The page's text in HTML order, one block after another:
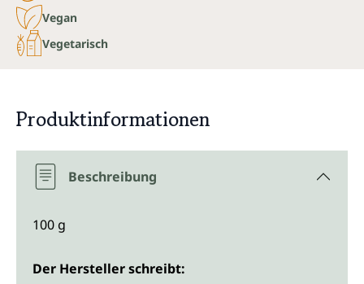
Vegan
Vegetarisch
Produktinformationen
Beschreibung
100 g
Der Hersteller schreibt: